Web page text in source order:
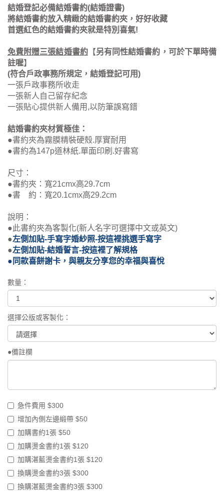
結婚登記必備結婚書約(結婚證書)
將結婚書約放入精緻的結婚書約夾，好好收藏
首選紅色的結婚書約夾就是特別喜氣!
免費附贈三張結婚書約【另有同性結婚書約，可於下單時備
註喔】
(符合戶政事務所規定，結婚登記可用)
一張戶政事務所收走
一張新人自己留存紀念
一張貼心提供新人備用,以防筆誤寫錯
結婚書約夾材質極佳：
●書約夾為霧膜精裝硬殼.厚實耐用
●書約為147p道林紙.單面印刷.好書寫
尺寸：
●書約夾：寬21cmx高29.7cm
●書 約：寬20.1cmx高29.2cm
說明：
●此書約夾為客製化(新人名字可選擇中文或英文)
●左側加貼-手寫字婚紗照-按這裡挑選手寫字
●左側加貼-結婚誓言-按這裡了解規格
● 同款喜餅謝卡，與親友分享您的幸福與喜悅
數量：
選擇公版或客製化：
急件費用 $300
增加內側左邊緞帶 $50
加購書約1張 $50
加購燙金書約1張 $120
加購湛藍燙金書約1張 $120
換購燙金書約3張 $300
換購湛藍燙金書約3張 $300